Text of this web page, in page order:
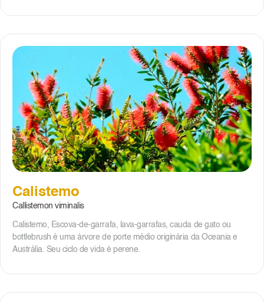
Calistemo
Callistemon viminalis
Calistemo, Escova-de-garrafa, lava-garrafas, cauda de gato ou
bottlebrush é uma árvore de porte médio originária da Oceania e
Austrália. Seu ciclo de vida é perene.